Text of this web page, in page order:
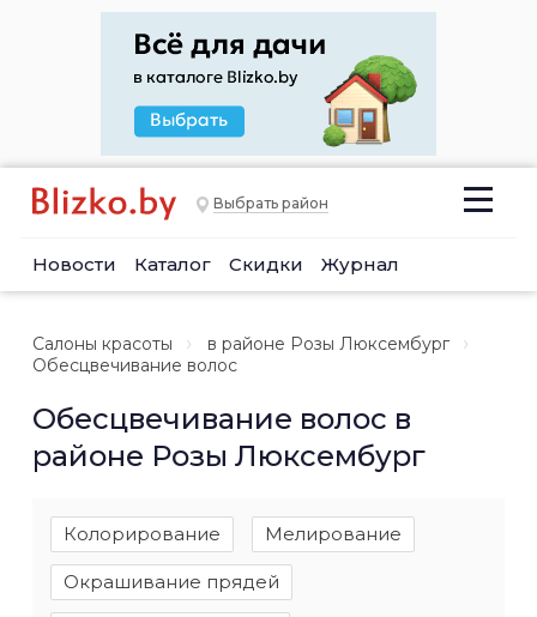
Выбрать район
Новости Каталог Скидки Журнал
Салоны красоты
в районе Розы Люксембург
Обесцвечивание волос
Обесцвечивание волос в
районе Розы Люксембург
Колорирование Мелирование
Окрашивание прядей